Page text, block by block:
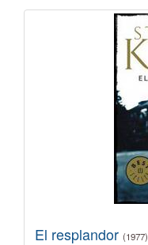
El resplandor (1977)